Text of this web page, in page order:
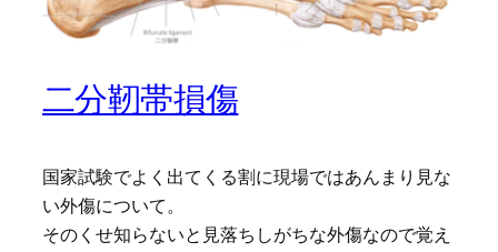
二分靭帯損傷
国家試験でよく出てくる割に現場ではあんまり見な
い外傷について。
そのくせ知らないと見落ちしがちな外傷なので覚え